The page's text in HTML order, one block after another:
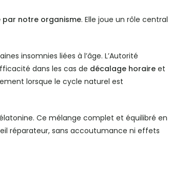
notre organisme. Elle joue un rôle central
insomnies liées à l’âge. L’Autorité
dans les cas de décalage horaire et
lorsque le cycle naturel est
Ce mélange complet et équilibré en
réparateur, sans accoutumance ni effets